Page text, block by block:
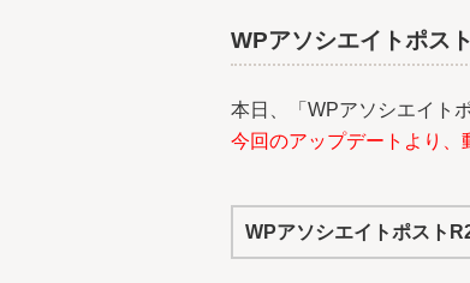
WPアソシエイトポス
本日、「WPアソシエイト
今回のアップデートより、
WPアソシエイトポスト